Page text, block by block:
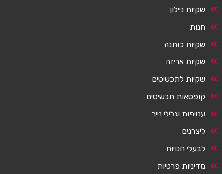
שקיות ניילון
חנות
שקיות כותנה
שקיות אריזה
שקיות לתכשיטים
קופסאות תכשיטים
עטיפות וגלילי נייר
ליצרנים
לבעלי חנויות
מדיניות פרטיות